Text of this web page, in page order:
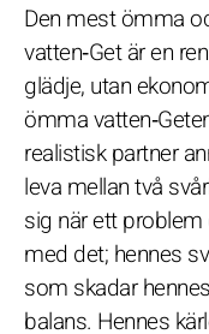
Den mest ömma
vatten‑Get är en
glädje, utan
ömma
realistisk partner
leva mellan två
sig när ett
med det; hennes
som skadar
balans. Hennes